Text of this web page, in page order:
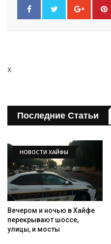
x
Последние Статьи
НОВОСТИ ХАЙФЫ
Вечером и ночью в Хайфе
перекрывают шоссе,
улицы, и мосты